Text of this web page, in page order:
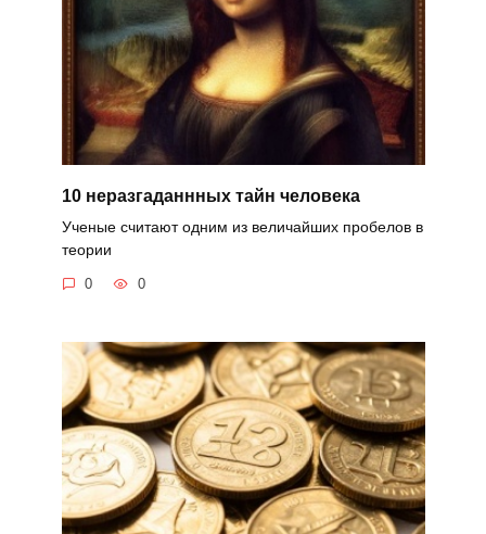
10 неразгаданнных тайн человека
Ученые считают одним из величайших пробелов в
теории
0 0